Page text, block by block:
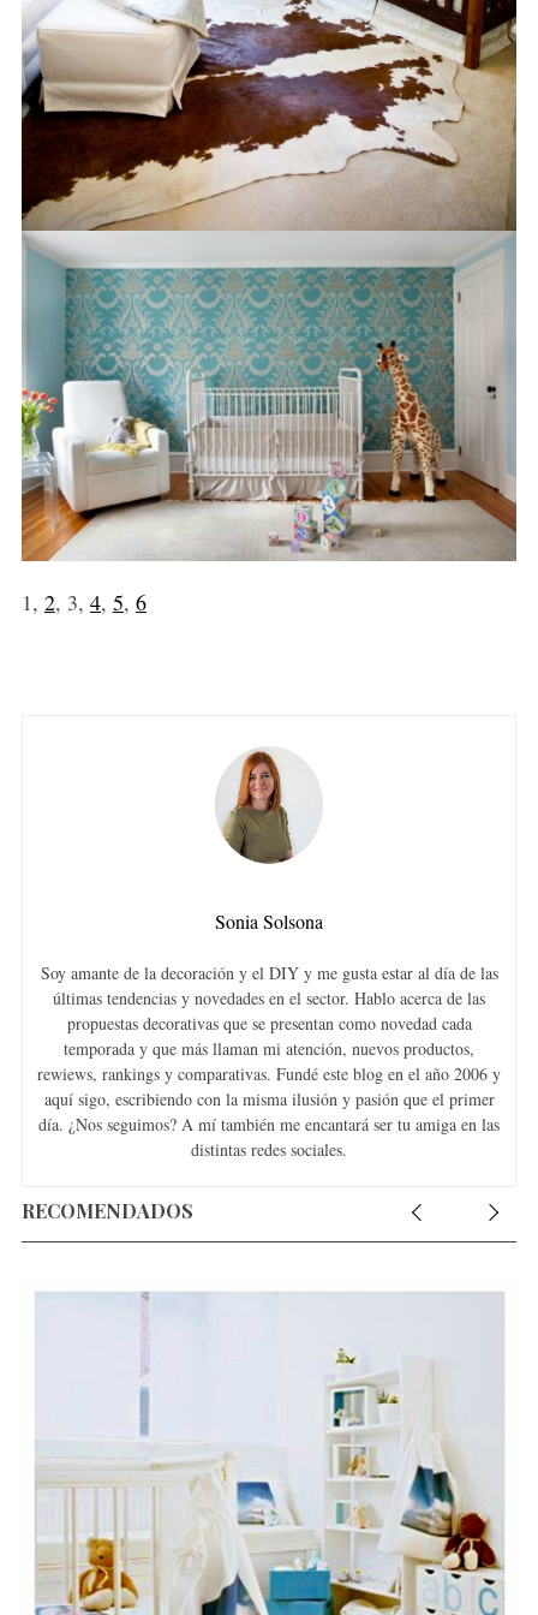
1, 2, 3, 4, 5, 6
Sonia Solsona
Soy amante de la decoración y el DIY y me gusta estar al día de las
últimas tendencias y novedades en el sector. Hablo acerca de las
propuestas decorativas que se presentan como novedad cada
temporada y que más llaman mi atención, nuevos productos,
rewiews, rankings y comparativas. Fundé este blog en el año 2006 y
aquí sigo, escribiendo con la misma ilusión y pasión que el primer
día. ¿Nos seguimos? A mí también me encantará ser tu amiga en las
distintas redes sociales.
RECOMENDADOS